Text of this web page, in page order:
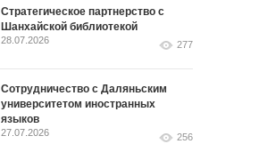
Стратегическое партнерство с
Шанхайской библиотекой
28.07.2026 277
Сотрудничество с Даляньским
университетом иностранных
языков
27.07.2026 256